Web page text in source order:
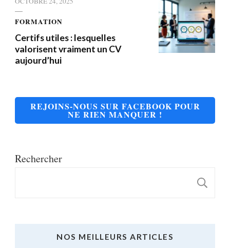
FORMATION
Certifs utiles : lesquelles
valorisent vraiment un CV
aujourd’hui
REJOINS-NOUS SUR FACEBOOK POUR
NE RIEN MANQUER !
Rechercher
NOS MEILLEURS ARTICLES